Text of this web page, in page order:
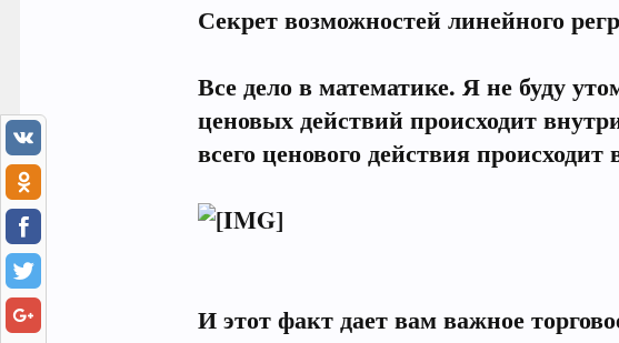
Секрет возможностей линейного
Все дело в математике. Я не буду
ценовых действий происходит
всего ценового действия
И этот факт дает вам важное